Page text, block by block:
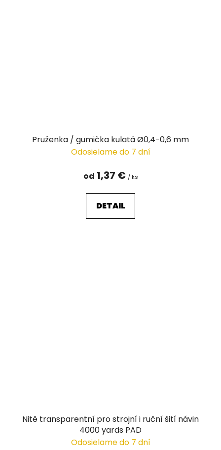
Pruženka / gumička kulatá Ø0,4-0,6 mm
Odosielame do 7 dní
od 1,37 € / ks
DETAIL
Nitě transparentní pro strojní i ruční šití návin
4000 yards PAD
Odosielame do 7 dní